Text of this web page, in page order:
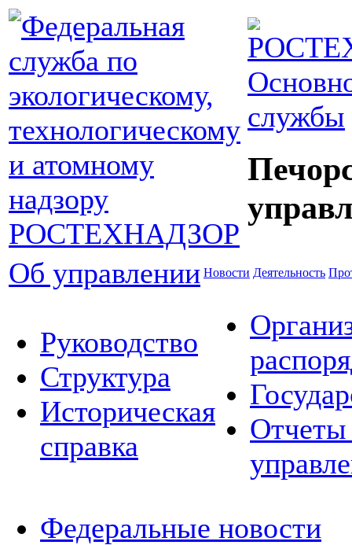
службы
Об управлении Новости Деятельность
Руководство
Структура
Историческая
справка
Отчеты
Федеральные новости